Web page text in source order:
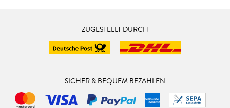
ZUGESTELLT DURCH
SICHER & BEQUEM BEZAHLEN